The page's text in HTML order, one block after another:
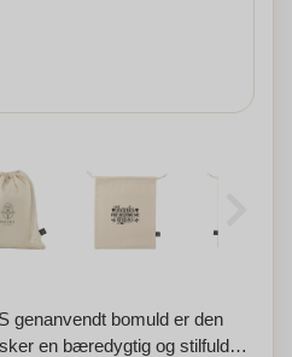
genanvendt bomuld er den
en bæredygtig og stilfuld